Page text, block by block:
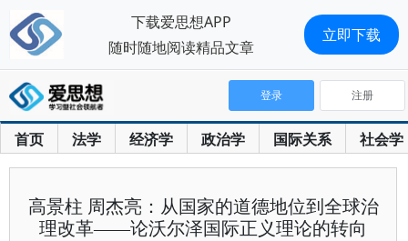
首页 法学 经济学 政治学 国际关系 社会学
登录 注册
高景柱 周杰亮：从国家的道德地位到全球治
理改革——论沃尔泽国际正义理论的转向
下载爱思想APP
随时随地阅读精品文章
立即下载